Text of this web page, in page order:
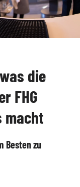
die
FHG
macht
Besten zu